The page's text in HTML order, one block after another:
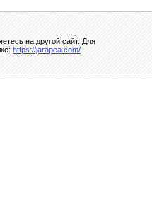
на другой сайт. Для
https://jarapea.com/